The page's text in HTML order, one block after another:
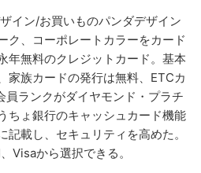
イン/お買いものパンダデザイン
ク、コーポレートカラーをカード
年無料のクレジットカード。基本
家族カードの発行は無料、ETCカ
ランクがダイヤモンド・プラチ
ちょ銀行のキャッシュカード機能
載し、セキュリティを高めた。
Visaから選択できる。